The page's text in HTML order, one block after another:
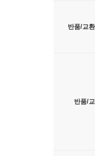
반품/교
반품/